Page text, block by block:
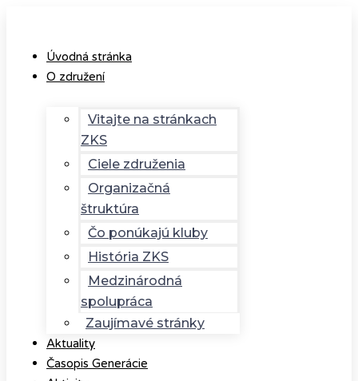
Úvodná stránka
O združení
Vitajte na stránkach
ZKS
Ciele združenia
Organizačná
štruktúra
Čo ponúkajú kluby
História ZKS
Medzinárodná
spolupráca
Zaujímavé stránky
Aktuality
Časopis Generácie